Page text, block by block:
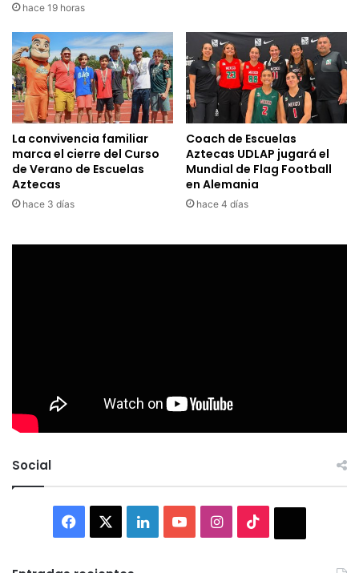
hace 19 horas
La convivencia familiar
marca el cierre del Curso
de Verano de Escuelas
Aztecas
hace 3 días
Coach de Escuelas
Aztecas UDLAP jugará el
Mundial de Flag Football
en Alemania
hace 4 días
Social
Facebook LinkedInYouTubeInstagram